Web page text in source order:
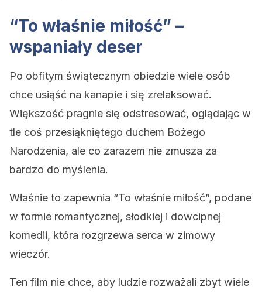
“To właśnie miłość” –
wspaniały deser
Po obfitym świątecznym obiedzie wiele osób
chce usiąść na kanapie i się zrelaksować.
Większość pragnie się odstresować, oglądając w
tle coś przesiąkniętego duchem Bożego
Narodzenia, ale co zarazem nie zmusza za
bardzo do myślenia.
Właśnie to zapewnia “To właśnie miłość”, podane
w formie romantycznej, słodkiej i dowcipnej
komedii, która rozgrzewa serca w zimowy
wieczór.
Ten film nie chce, aby ludzie rozważali zbyt wiele